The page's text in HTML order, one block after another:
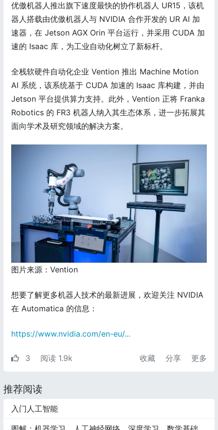
优傲机器人推出旗下速度最快的协作机器人 UR15，该机
器人搭载由优傲机器人与 NVIDIA 合作开发的 UR AI 加
速器，在 Jetson AGX Orin 平台运行，并采用 CUDA 加
速的 Isaac 库，为工业自动化树立了新标杆。
全栈软硬件自动化企业 Vention 推出 Machine Motion
AI 系统，该系统基于 CUDA 加速的 Isaac 库构建，并由
Jetson 平台提供算力支持。此外，Vention 正将 Franka
Robotics 的 FR3 机器人纳入其生态体系，进一步拓展其
面向学术及研究领域的解决方案。
图片来源：Vention
想要了解更多机器人技术的最新进展，欢迎关注 NVIDIA
在 Automatica 的信息：
https://www.nvidia.com/en-eu/...
3 阅读 1.9k 收藏 分享 更多
推荐阅读
入门人工智能